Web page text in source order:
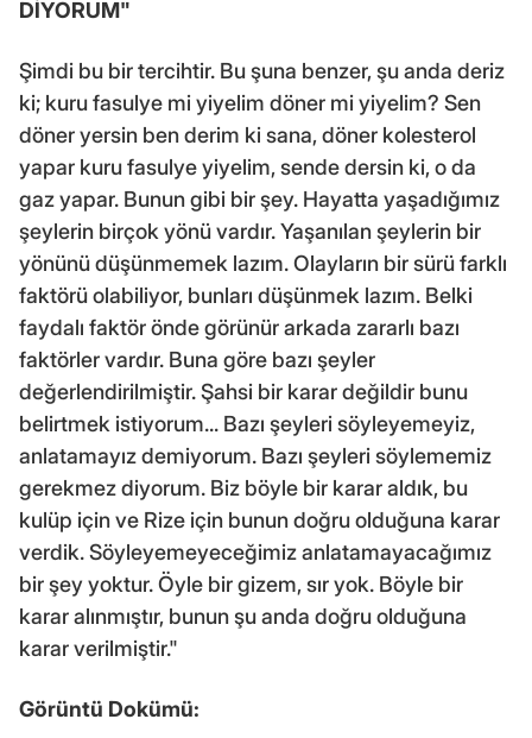
DİYORUM"
Şimdi bu bir tercihtir. Bu şuna benzer, şu anda deriz
ki; kuru fasulye mi yiyelim döner mi yiyelim? Sen
döner yersin ben derim ki sana, döner kolesterol
yapar kuru fasulye yiyelim, sende dersin ki, o da
gaz yapar. Bunun gibi bir şey. Hayatta yaşadığımız
şeylerin birçok yönü vardır. Yaşanılan şeylerin bir
yönünü düşünmemek lazım. Olayların bir sürü farklı
faktörü olabiliyor, bunları düşünmek lazım. Belki
faydalı faktör önde görünür arkada zararlı bazı
faktörler vardır. Buna göre bazı şeyler
değerlendirilmiştir. Şahsi bir karar değildir bunu
belirtmek istiyorum... Bazı şeyleri söyleyemeyiz,
anlatamayız demiyorum. Bazı şeyleri söylememiz
gerekmez diyorum. Biz böyle bir karar aldık, bu
kulüp için ve Rize için bunun doğru olduğuna karar
verdik. Söyleyemeyeceğimiz anlatamayacağımız
bir şey yoktur. Öyle bir gizem, sır yok. Böyle bir
karar alınmıştır, bunun şu anda doğru olduğuna
karar verilmiştir."
Görüntü Dokümü: